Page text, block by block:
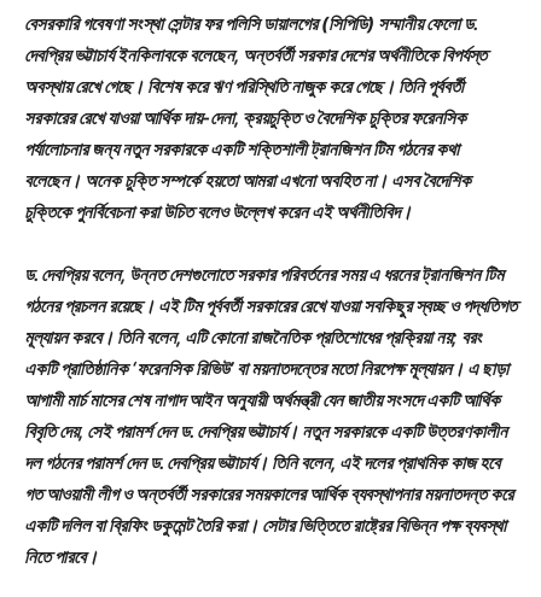
বেসরকারি গবেষণা সংস্থা সেন্টার ফর পলিসি ডায়ালগের (সিপিডি) সম্মানীয় ফেলো ড.
দেবপ্রিয় ভট্টাচার্য ইনকিলাবকে বলেছেন, অন্তর্বর্তী সরকার দেশের অর্থনীতিকে বিপর্যস্ত
অবস্থায় রেখে গেছে। বিশেষ করে ঋণ পরিস্থিতি নাজুক করে গেছে। তিনি পূর্ববর্তী
সরকারের রেখে যাওয়া আর্থিক দায়-দেনা, ক্রয়চুক্তি ও বৈদেশিক চুক্তির ফরেনসিক
পর্যালোচনার জন্য নতুন সরকারকে একটি শক্তিশালী ট্রানজিশন টিম গঠনের কথা
বলেছেন। অনেক চুক্তি সম্পর্কে হয়তো আমরা এখনো অবহিত না। এসব বৈদেশিক
চুক্তিকে পুনর্বিবেচনা করা উচিত বলেও উল্লেখ করেন এই অর্থনীতিবিদ।
ড. দেবপ্রিয় বলেন, উন্নত দেশগুলোতে সরকার পরিবর্তনের সময় এ ধরনের ট্রানজিশন টিম
গঠনের প্রচলন রয়েছে। এই টিম পূর্ববর্তী সরকারের রেখে যাওয়া সবকিছুর স্বচ্ছ ও পদ্ধতিগত
মূল্যায়ন করবে। তিনি বলেন, এটি কোনো রাজনৈতিক প্রতিশোধের প্রক্রিয়া নয়; বরং
একটি প্রাতিষ্ঠানিক ‘ফরেনসিক রিভিউ’ বা ময়নাতদন্তের মতো নিরপেক্ষ মূল্যায়ন। এ ছাড়া
আগামী মার্চ মাসের শেষ নাগাদ আইন অনুযায়ী অর্থমন্ত্রী যেন জাতীয় সংসদে একটি আর্থিক
বিবৃতি দেয়, সেই পরামর্শ দেন ড. দেবপ্রিয় ভট্টাচার্য। নতুন সরকারকে একটি উত্তরণকালীন
দল গঠনের পরামর্শ দেন ড. দেবপ্রিয় ভট্টাচার্য। তিনি বলেন, এই দলের প্রাথমিক কাজ হবে
গত আওয়ামী লীগ ও অন্তর্বর্তী সরকারের সময়কালের আর্থিক ব্যবস্থাপনার ময়নাতদন্ত করে
একটি দলিল বা ব্রিফিং ডকুমেন্ট তৈরি করা। সেটার ভিত্তিতে রাষ্ট্রের বিভিন্ন পক্ষ ব্যবস্থা
নিতে পারবে।